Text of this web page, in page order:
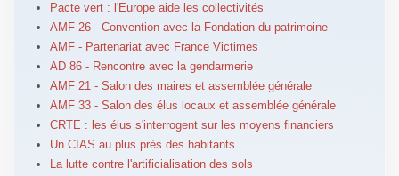
Pacte vert : l'Europe aide les collectivités
AMF 26 - Convention avec la Fondation du patrimoine
AMF - Partenariat avec France Victimes
AD 86 - Rencontre avec la gendarmerie
AMF 21 - Salon des maires et assemblée générale
AMF 33 - Salon des élus locaux et assemblée générale
CRTE : les élus s'interrogent sur les moyens financiers
Un CIAS au plus près des habitants
La lutte contre l'artificialisation des sols